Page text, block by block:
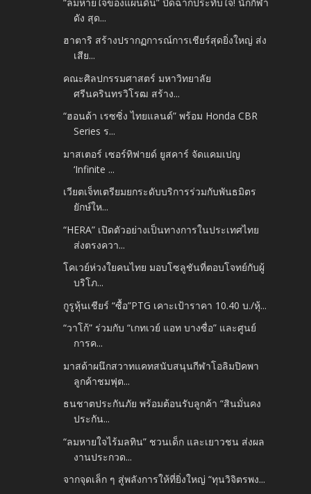
ดัง สุด...
ฮาตาริ สร้างปรากฏการณ์การเชียร์สุดยิ่งใหญ่ ส่ง
เสีย...
คณะศิลปกรรมศาสตร์ มหาวิทยาลัย
ศรีนครินทรวิโรฒ สร้าง...
“ฮอนด้า เรซซิ่ง ไทยแลนด์” พร้อม Honda CBR
Series ร...
มาสเตอร์ เซอร์ทิฟายด์ ยูสคาร์ จัดแคมเปญ
‘Infinite ...
เวียตเจ็ทเตรียมยกระดับบริการร่วมกับพันธมิตร
ยักษ์ให...
“HERA” เปิดตัวอย่างเป็นทางการในประเทศไทย
ส่งตรงควา...
โคเวย์ห่วงใยคนไทย มอบโซลูชันที่ตอบโจทย์กับผู้
บริโภ...
กูรูหุ้นเชียร์ “ซื้อ”PTG เคาะเป้าราคา 10.40 บ./หุ้...
“วาโก้” ร่วมกับ “เกทเวย์ แอท บางซื่อ” และศูนย์
การค...
มาสด้าผนึกสวาทแคทสนับสนุนกีฬาโอลิมปิคพา
ลูกค้าชมฟุต...
ธนชาตประกันภัย พร้อมต้อนรับลูกค้า “สินมั่นคง
ประกัน...
“ลมหายใจไร้มลทิน” ชวนเด็ก และเยาวชน ส่งผล
งานประกวด...
จากจุดเล็ก ๆ สู่พลังการให้ที่ยิ่งใหญ่ “ทุนวิจิตรพง...